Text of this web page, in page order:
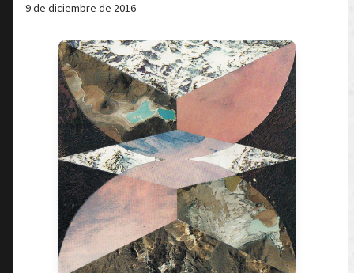
9 de diciembre de 2016